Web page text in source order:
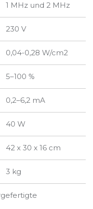
1 MHz und 2 MHz
230 V
0,04-0,28 W/cm2
5–100 %
0,2–6,2 mA
40 W
42 x 30 x 16 cm
3 kg